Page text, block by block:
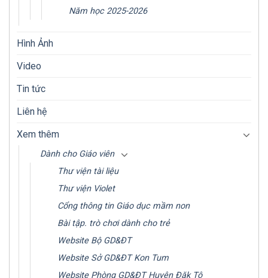
Năm học 2025-2026
Hình Ảnh
Video
Tin tức
Liên hệ
Xem thêm
Dành cho Giáo viên
Thư viện tài liệu
Thư viện Violet
Cổng thông tin Giáo dục mầm non
Bài tập. trò chơi dành cho trẻ
Website Bộ GD&ĐT
Website Sở GD&ĐT Kon Tum
Website Phòng GD&ĐT Huyện Đăk Tô